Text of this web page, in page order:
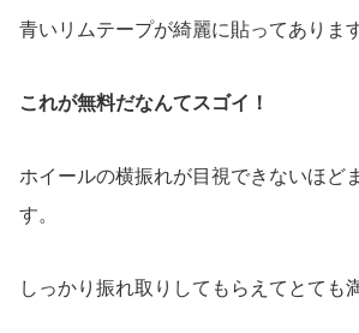
青いリムテープが綺麗に貼ってあります
これが無料だなんてスゴイ！
ホイールの横振れが目視できないほど
す。
しっかり振れ取りしてもらえてとても